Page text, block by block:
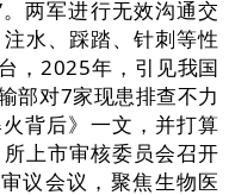
两军进行无效沟通交
水、踩踏、针刺等性
，2025年，引见我国
部对7家现患排查不力
背后》一文，并打算
上市审核委员会召开
议会议，聚焦生物医